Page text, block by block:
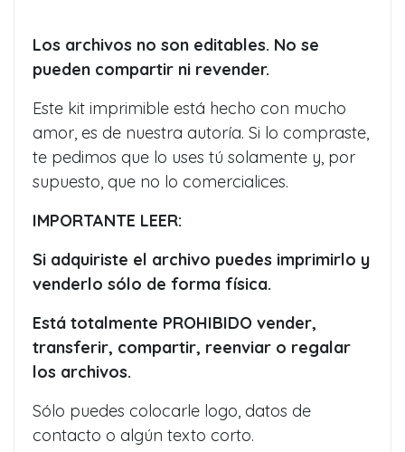
Los archivos no son editables. No se
pueden compartir ni revender.
Este kit imprimible está hecho con mucho
amor, es de nuestra autoría. Si lo compraste,
te pedimos que lo uses tú solamente y, por
supuesto, que no lo comercialices.
IMPORTANTE LEER:
Si adquiriste el archivo puedes imprimirlo y
venderlo sólo de forma física.
Está totalmente PROHIBIDO vender,
transferir, compartir, reenviar o regalar
los archivos.
Sólo puedes colocarle logo, datos de
contacto o algún texto corto.